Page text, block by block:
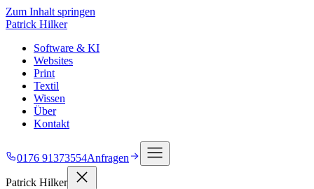
Zum Inhalt springen
Patrick Hilker
Software & KI
Websites
Print
Textil
Wissen
Über
Kontakt
0176 91373554Anfragen
Patrick Hilker